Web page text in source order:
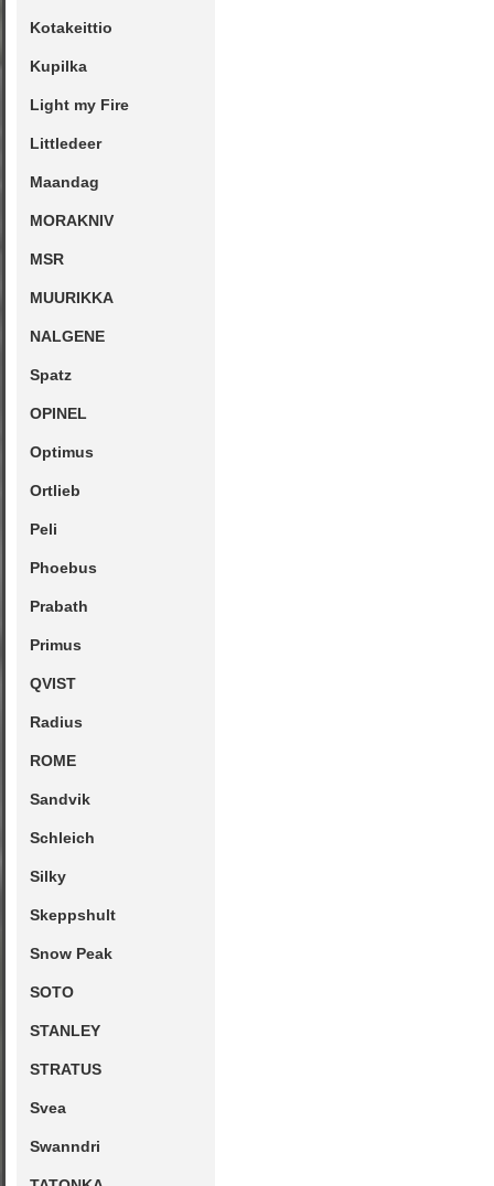
Kotakeittio
Kupilka
Light my Fire
Littledeer
Maandag
MORAKNIV
MSR
MUURIKKA
NALGENE
Spatz
OPINEL
Optimus
Ortlieb
Peli
Phoebus
Prabath
Primus
QVIST
Radius
ROME
Sandvik
Schleich
Silky
Skeppshult
Snow Peak
SOTO
STANLEY
STRATUS
Svea
Swanndri